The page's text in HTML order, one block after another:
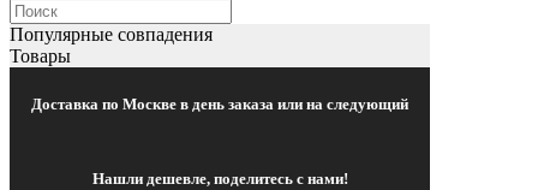
Популярные совпадения
Товары
Доставка по Москве в день заказа или на следующий
Нашли дешевле, поделитесь с нами!